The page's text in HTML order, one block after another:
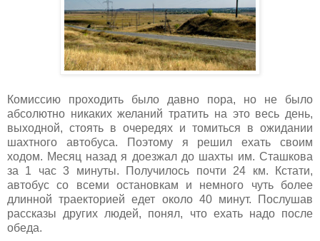
Комиссию проходить было давно пора, но не было
абсолютно никаких желаний тратить на это весь день,
выходной, стоять в очередях и томиться в ожидании
шахтного автобуса. Поэтому я решил ехать своим
ходом. Месяц назад я доезжал до шахты им. Сташкова
за 1 час 3 минуты. Получилось почти 24 км. Кстати,
автобус со всеми остановкам и немного чуть более
длинной траекторией едет около 40 минут. Послушав
рассказы других людей, понял, что ехать надо после
обеда.